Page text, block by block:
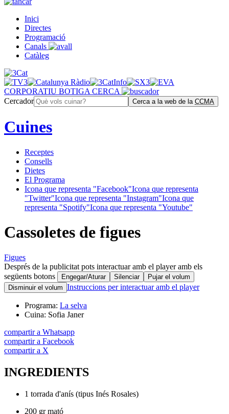
Inici
Directes
Programació
Canals
Catàleg
CORPORATIU BOTIGA CERCA
Cercador
Cerca a la web de la CCMA
Cuines
Receptes
Consells
Dietes
El Programa
Icona que representa "Facebook"Icona que representa
"Twitter"Icona que representa "Instagram"Icona que
representa "Spotify"Icona que representa "Youtube"
Cassoletes de figues
Figues
Després de la publicitat pots interactuar amb el player amb els
següents botons
Engegar/Aturar Silenciar
Pujar el volum
Disminuir el volum Instruccions per interactuar amb el player
Programa: La selva
Cuina: Sofia Janer
compartir a Whatsapp
compartir a Facebook
compartir a X
INGREDIENTS
1 torrada d'anís (tipus Inés Rosales)
200 gr mató